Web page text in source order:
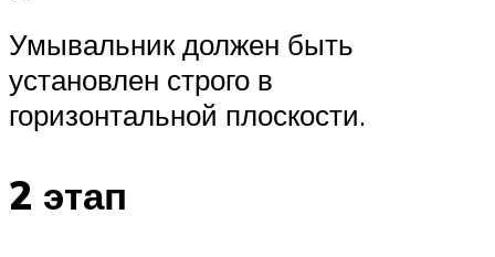
Умывальник должен быть
установлен строго в
горизонтальной плоскости.
2 этап